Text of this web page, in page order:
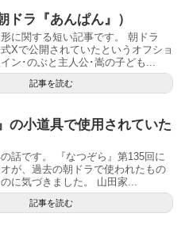
ドラ『あんぱん』）
に関する短い記事です。 朝ドラ
式Xで公開されていたというオフショ
ン･のぶと主人公･嵩の子ども...
記事を読む
の小道具で使用されていた
話です。 『なつぞら』第135回に
が、過去の朝ドラで使われたもの
に気づきました。 山田家...
記事を読む